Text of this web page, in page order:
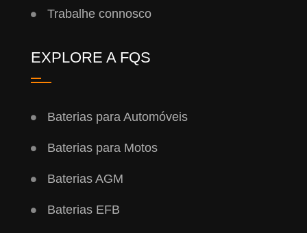
Trabalhe connosco
EXPLORE A FQS
Baterias para Automóveis
Baterias para Motos
Baterias AGM
Baterias EFB